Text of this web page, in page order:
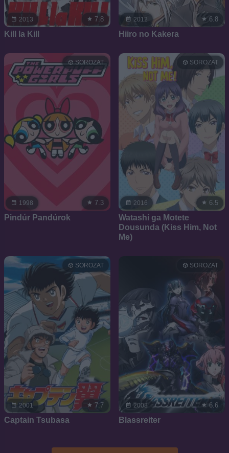
2013 7.8
Kill la Kill
2012 6.8
Hiiro no Kakera
1998
SOROZAT
7.3
Pindúr Pandúrok
2016
SOROZAT
6.5
Watashi ga Motete
Dousunda (Kiss Him, Not
Me)
2001
SOROZAT
7.7
Captain Tsubasa
2008
SOROZAT
6.6
Blassreiter